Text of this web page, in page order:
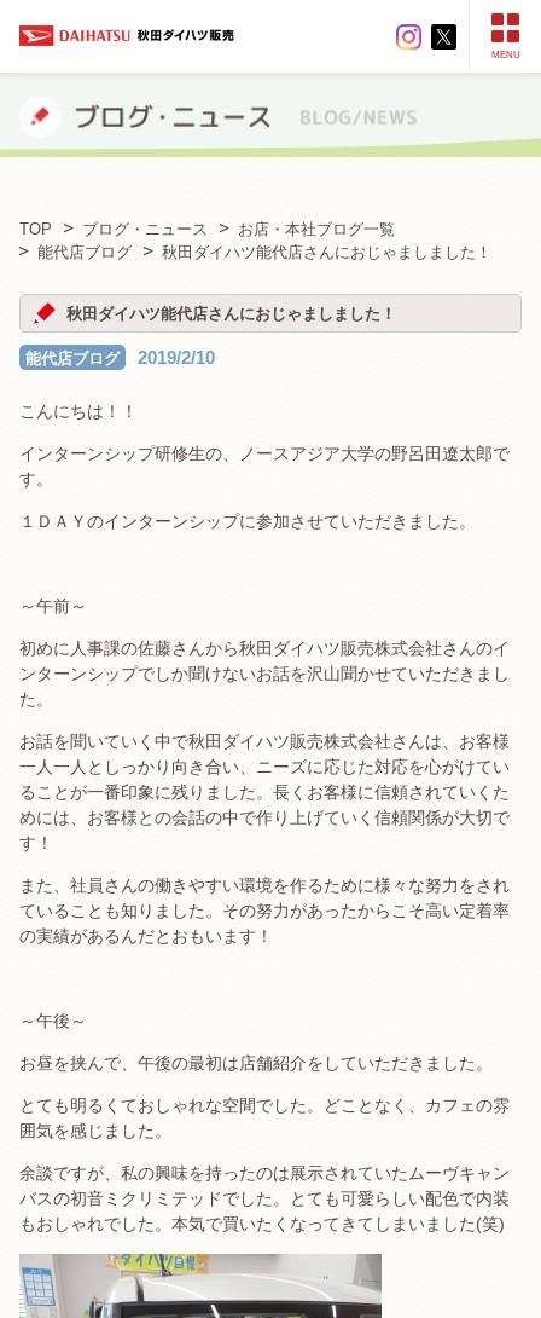
MENU
TOP ブログ・ニュース
お店・本社ブログ一覧
能代店ブログ
秋田ダイハツ能代店さんにおじゃましました！
秋田ダイハツ能代店さんにおじゃましました！
能代店ブログ 2019/2/10
こんにちは！！
インターンシップ研修生の、ノースアジア大学の野呂田遼太郎で
す。
１ＤＡＹのインターンシップに参加させていただきました。
～午前～
初めに人事課の佐藤さんから秋田ダイハツ販売株式会社さんのイ
ンターンシップでしか聞けないお話を沢山聞かせていただきまし
た。
お話を聞いていく中で秋田ダイハツ販売株式会社さんは、お客様
一人一人としっかり向き合い、ニーズに応じた対応を心がけてい
ることが一番印象に残りました。長くお客様に信頼されていくた
めには、お客様との会話の中で作り上げていく信頼関係が大切で
す！
また、社員さんの働きやすい環境を作るために様々な努力をされ
ていることも知りました。その努力があったからこそ高い定着率
の実績があるんだとおもいます！
～午後～
お昼を挟んで、午後の最初は店舗紹介をしていただきました。
とても明るくておしゃれな空間でした。どことなく、カフェの雰
囲気を感じました。
余談ですが、私の興味を持ったのは展示されていたムーヴキャン
バスの初音ミクリミテッドでした。とても可愛らしい配色で内装
もおしゃれでした。本気で買いたくなってきてしまいました(笑)